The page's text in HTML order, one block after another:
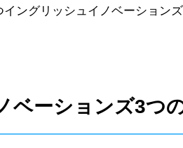
ングリッシュイノベーション
ベーションズ3つ